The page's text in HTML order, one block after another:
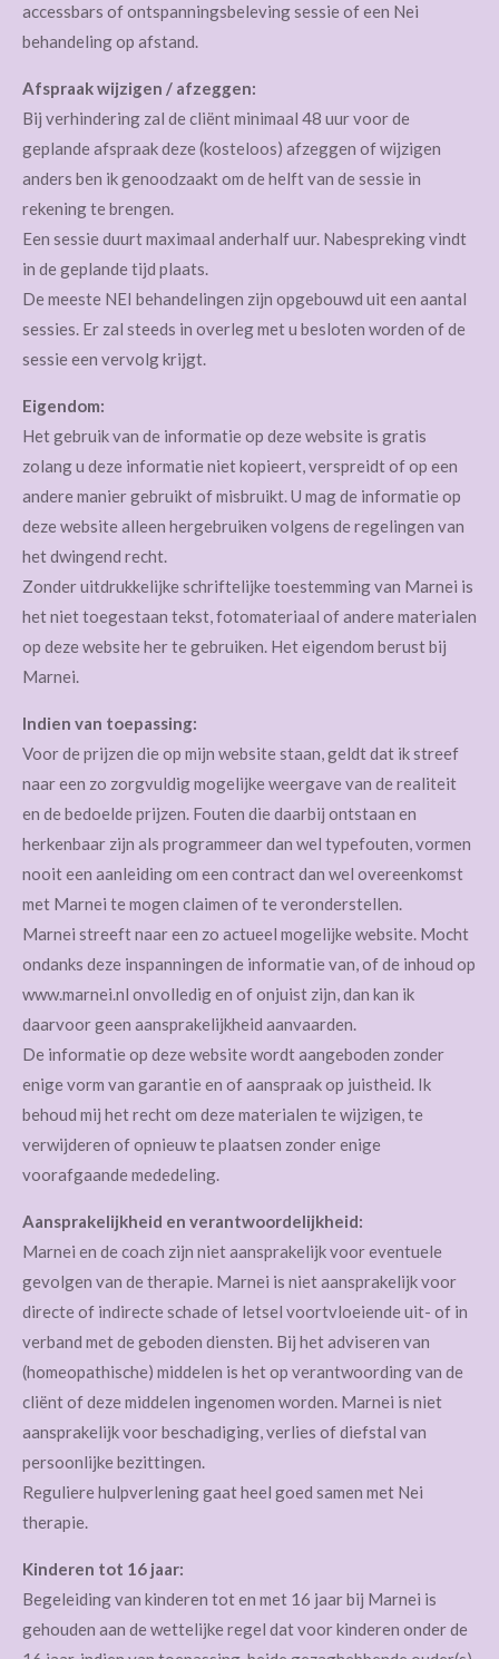
accessbars of ontspanningsbeleving sessie of een Nei
behandeling op afstand.
Afspraak wijzigen / afzeggen:
Bij verhindering zal de cliënt minimaal 48 uur voor de
geplande afspraak deze (kosteloos) afzeggen of wijzigen
anders ben ik genoodzaakt om de helft van de sessie in
rekening te brengen.
Een sessie duurt maximaal anderhalf uur. Nabespreking vindt
in de geplande tijd plaats.
De meeste NEI behandelingen zijn opgebouwd uit een aantal
sessies. Er zal steeds in overleg met u besloten worden of de
sessie een vervolg krijgt.
Eigendom:
Het gebruik van de informatie op deze website is gratis
zolang u deze informatie niet kopieert, verspreidt of op een
andere manier gebruikt of misbruikt. U mag de informatie op
deze website alleen hergebruiken volgens de regelingen van
het dwingend recht.
Zonder uitdrukkelijke schriftelijke toestemming van Marnei is
het niet toegestaan tekst, fotomateriaal of andere materialen
op deze website her te gebruiken. Het eigendom berust bij
Marnei.
Indien van toepassing:
Voor de prijzen die op mijn website staan, geldt dat ik streef
naar een zo zorgvuldig mogelijke weergave van de realiteit
en de bedoelde prijzen. Fouten die daarbij ontstaan en
herkenbaar zijn als programmeer dan wel typefouten, vormen
nooit een aanleiding om een contract dan wel overeenkomst
met Marnei te mogen claimen of te veronderstellen.
Marnei streeft naar een zo actueel mogelijke website. Mocht
ondanks deze inspanningen de informatie van, of de inhoud op
www.marnei.nl onvolledig en of onjuist zijn, dan kan ik
daarvoor geen aansprakelijkheid aanvaarden.
De informatie op deze website wordt aangeboden zonder
enige vorm van garantie en of aanspraak op juistheid. Ik
behoud mij het recht om deze materialen te wijzigen, te
verwijderen of opnieuw te plaatsen zonder enige
voorafgaande mededeling.
Aansprakelijkheid en verantwoordelijkheid:
Marnei en de coach zijn niet aansprakelijk voor eventuele
gevolgen van de therapie. Marnei is niet aansprakelijk voor
directe of indirecte schade of letsel voortvloeiende uit- of in
verband met de geboden diensten. Bij het adviseren van
(homeopathische) middelen is het op verantwoording van de
cliënt of deze middelen ingenomen worden. Marnei is niet
aansprakelijk voor beschadiging, verlies of diefstal van
persoonlijke bezittingen.
Reguliere hulpverlening gaat heel goed samen met Nei
therapie.
Kinderen tot 16 jaar:
Begeleiding van kinderen tot en met 16 jaar bij Marnei is
gehouden aan de wettelijke regel dat voor kinderen onder de